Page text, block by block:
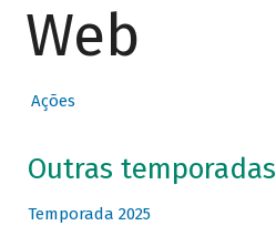
Web
Ações
Outras temporadas
Temporada 2025